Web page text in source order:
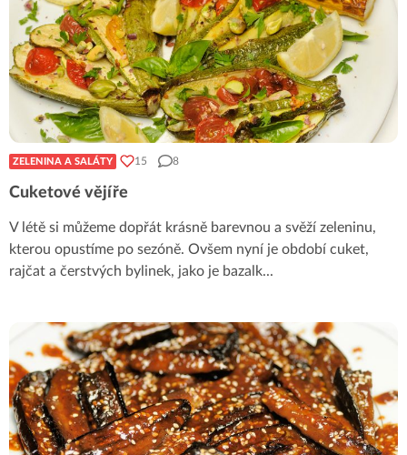
ZELENINA A SALÁTY 15 8
Cuketové vějíře
V létě si můžeme dopřát krásně barevnou a svěží zeleninu,
kterou opustíme po sezóně. Ovšem nyní je období cuket,
rajčat a čerstvých bylinek, jako je bazalk...